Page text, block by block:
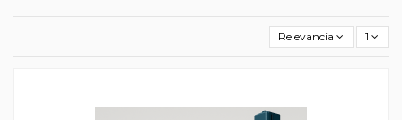
Relevancia 1